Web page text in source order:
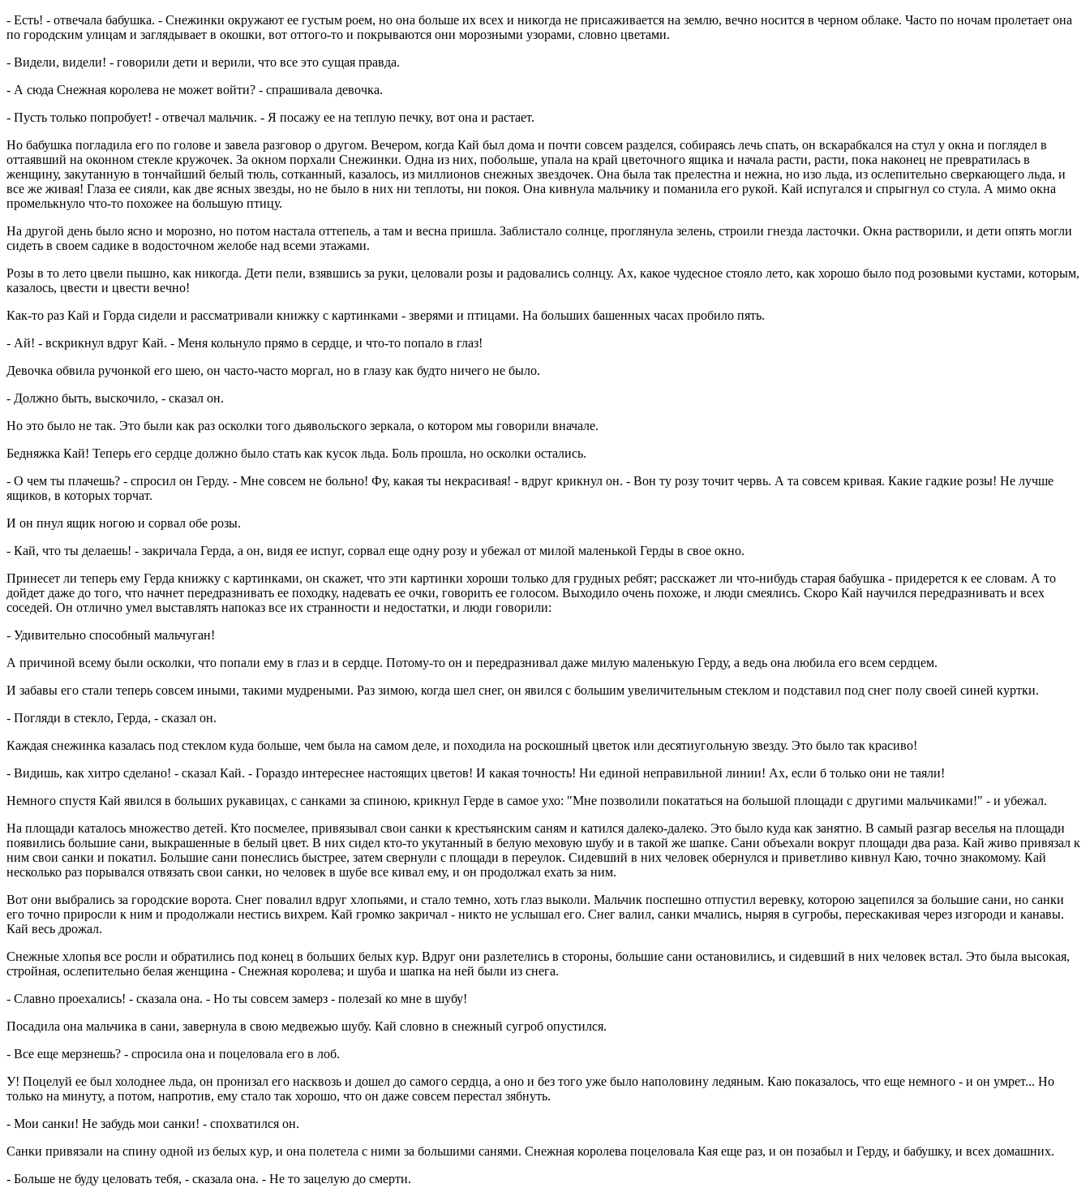
- Есть! - отвечала бабушка. - Снежинки окружают ее густым роем, но она больше их всех и никогда не присаживается на землю, вечно носится в черном облаке. Часто по ночам пролетает она
по городским улицам и заглядывает в окошки, вот оттого-то и покрываются они морозными узорами, словно цветами.
- Видели, видели! - говорили дети и верили, что все это сущая правда.
- А сюда Снежная королева не может войти? - спрашивала девочка.
- Пусть только попробует! - отвечал мальчик. - Я посажу ее на теплую печку, вот она и растает.
Но бабушка погладила его по голове и завела разговор о другом. Вечером, когда Кай был дома и почти совсем разделся, собираясь лечь спать, он вскарабкался на стул у окна и поглядел в
оттаявший на оконном стекле кружочек. За окном порхали Снежинки. Одна из них, побольше, упала на край цветочного ящика и начала расти, расти, пока наконец не превратилась в
женщину, закутанную в тончайший белый тюль, сотканный, казалось, из миллионов снежных звездочек. Она была так прелестна и нежна, но изо льда, из ослепительно сверкающего льда, и
все же живая! Глаза ее сияли, как две ясных звезды, но не было в них ни теплоты, ни покоя. Она кивнула мальчику и поманила его рукой. Кай испугался и спрыгнул со стула. А мимо окна
промелькнуло что-то похожее на большую птицу.
На другой день было ясно и морозно, но потом настала оттепель, а там и весна пришла. Заблистало солнце, проглянула зелень, строили гнезда ласточки. Окна растворили, и дети опять могли
сидеть в своем садике в водосточном желобе над всеми этажами.
Розы в то лето цвели пышно, как никогда. Дети пели, взявшись за руки, целовали розы и радовались солнцу. Ах, какое чудесное стояло лето, как хорошо было под розовыми кустами, которым,
казалось, цвести и цвести вечно!
Как-то раз Кай и Горда сидели и рассматривали книжку с картинками - зверями и птицами. На больших башенных часах пробило пять.
- Ай! - вскрикнул вдруг Кай. - Меня кольнуло прямо в сердце, и что-то попало в глаз!
Девочка обвила ручонкой его шею, он часто-часто моргал, но в глазу как будто ничего не было.
- Должно быть, выскочило, - сказал он.
Но это было не так. Это были как раз осколки того дьявольского зеркала, о котором мы говорили вначале.
Бедняжка Кай! Теперь его сердце должно было стать как кусок льда. Боль прошла, но осколки остались.
- О чем ты плачешь? - спросил он Герду. - Мне совсем не больно! Фу, какая ты некрасивая! - вдруг крикнул он. - Вон ту розу точит червь. А та совсем кривая. Какие гадкие розы! Не лучше
ящиков, в которых торчат.
И он пнул ящик ногою и сорвал обе розы.
- Кай, что ты делаешь! - закричала Герда, а он, видя ее испуг, сорвал еще одну розу и убежал от милой маленькой Герды в свое окно.
Принесет ли теперь ему Герда книжку с картинками, он скажет, что эти картинки хороши только для грудных ребят; расскажет ли что-нибудь старая бабушка - придерется к ее словам. А то
дойдет даже до того, что начнет передразнивать ее походку, надевать ее очки, говорить ее голосом. Выходило очень похоже, и люди смеялись. Скоро Кай научился передразнивать и всех
соседей. Он отлично умел выставлять напоказ все их странности и недостатки, и люди говорили:
- Удивительно способный мальчуган!
А причиной всему были осколки, что попали ему в глаз и в сердце. Потому-то он и передразнивал даже милую маленькую Герду, а ведь она любила его всем сердцем.
И забавы его стали теперь совсем иными, такими мудреными. Раз зимою, когда шел снег, он явился с большим увеличительным стеклом и подставил под снег полу своей синей куртки.
- Погляди в стекло, Герда, - сказал он.
Каждая снежинка казалась под стеклом куда больше, чем была на самом деле, и походила на роскошный цветок или десятиугольную звезду. Это было так красиво!
- Видишь, как хитро сделано! - сказал Кай. - Гораздо интереснее настоящих цветов! И какая точность! Ни единой неправильной линии! Ах, если б только они не таяли!
Немного спустя Кай явился в больших рукавицах, с санками за спиною, крикнул Герде в самое ухо: "Мне позволили покататься на большой площади с другими мальчиками!" - и убежал.
На площади каталось множество детей. Кто посмелее, привязывал свои санки к крестьянским саням и катился далеко-далеко. Это было куда как занятно. В самый разгар веселья на площади
появились большие сани, выкрашенные в белый цвет. В них сидел кто-то укутанный в белую меховую шубу и в такой же шапке. Сани объехали вокруг площади два раза. Кай живо привязал к
ним свои санки и покатил. Большие сани понеслись быстрее, затем свернули с площади в переулок. Сидевший в них человек обернулся и приветливо кивнул Каю, точно знакомому. Кай
несколько раз порывался отвязать свои санки, но человек в шубе все кивал ему, и он продолжал ехать за ним.
Вот они выбрались за городские ворота. Снег повалил вдруг хлопьями, и стало темно, хоть глаз выколи. Мальчик поспешно отпустил веревку, которою зацепился за большие сани, но санки
его точно приросли к ним и продолжали нестись вихрем. Кай громко закричал - никто не услышал его. Снег валил, санки мчались, ныряя в сугробы, перескакивая через изгороди и канавы.
Кай весь дрожал.
Снежные хлопья все росли и обратились под конец в больших белых кур. Вдруг они разлетелись в стороны, большие сани остановились, и сидевший в них человек встал. Это была высокая,
стройная, ослепительно белая женщина - Снежная королева; и шуба и шапка на ней были из снега.
- Славно проехались! - сказала она. - Но ты совсем замерз - полезай ко мне в шубу!
Посадила она мальчика в сани, завернула в свою медвежью шубу. Кай словно в снежный сугроб опустился.
- Все еще мерзнешь? - спросила она и поцеловала его в лоб.
У! Поцелуй ее был холоднее льда, он пронизал его насквозь и дошел до самого сердца, а оно и без того уже было наполовину ледяным. Каю показалось, что еще немного - и он умрет... Но
только на минуту, а потом, напротив, ему стало так хорошо, что он даже совсем перестал зябнуть.
- Мои санки! Не забудь мои санки! - спохватился он.
Санки привязали на спину одной из белых кур, и она полетела с ними за большими санями. Снежная королева поцеловала Кая еще раз, и он позабыл и Герду, и бабушку, и всех домашних.
- Больше не буду целовать тебя, - сказала она. - Не то зацелую до смерти.